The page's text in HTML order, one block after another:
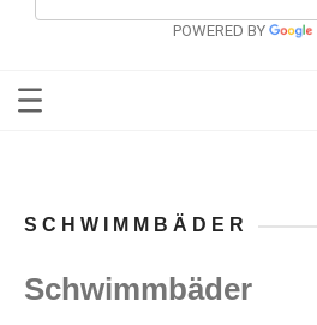
POWERED BY
SCHWIMMBÄDER
Schwimmbäder